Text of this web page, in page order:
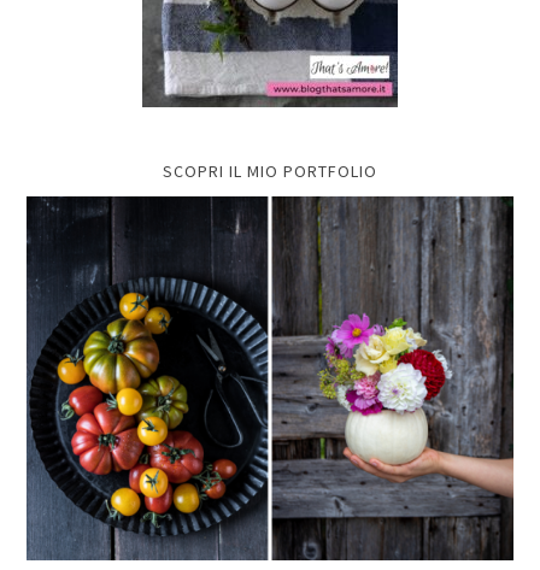
SCOPRI IL MIO PORTFOLIO